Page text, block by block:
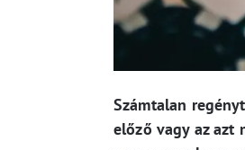
Számtalan
előző vagy az azt